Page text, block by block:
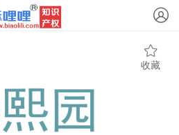
收藏